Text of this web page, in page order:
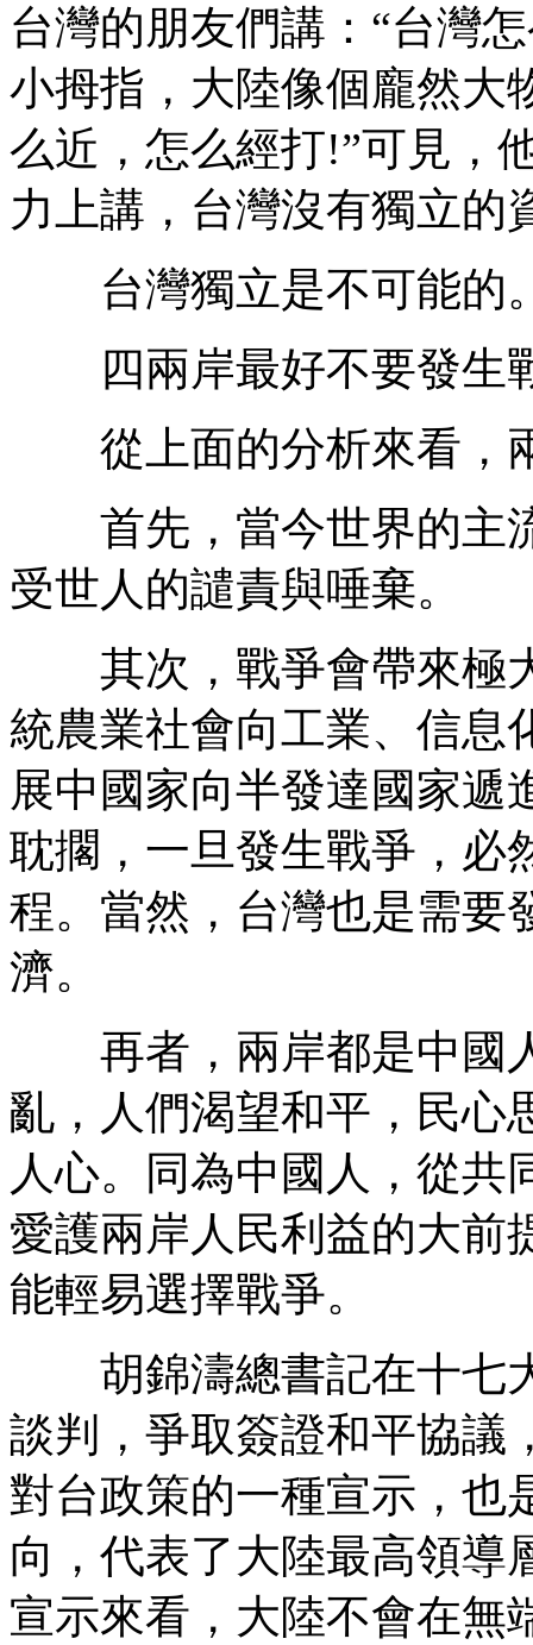
台灣的朋友們講：“台灣
小拇指，大陸像個龐然大
么近，怎么經打!”可見，
力上講，台灣沒有獨立的
台灣獨立是不可能的
四兩岸最好不要發生
從上面的分析來看，
首先，當今世界的主
受世人的譴責與唾棄。
其次，戰爭會帶來極
統農業社會向工業、信息
展中國家向半發達國家遞
耽擱，一旦發生戰爭，必
程。當然，台灣也是需要
濟。
再者，兩岸都是中國
亂，人們渴望和平，民心
人心。同為中國人，從共
愛護兩岸人民利益的大前
能輕易選擇戰爭。
胡錦濤總書記在十七
談判，爭取簽證和平協議
對台政策的一種宣示，也
向，代表了大陸最高領導
宣示來看，大陸不會在無